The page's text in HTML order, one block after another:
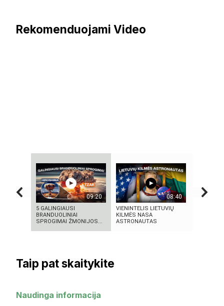
Rekomenduojami Video
09:20
5 GALINGIAUSI
BRANDUOLINIAI
SPROGIMAI ŽMONIJOS...
08:40
VIENINTELIS LIETUVIŲ
KILMĖS NASA
ASTRONAUTAS
Taip pat skaitykite
Naudinga informacija